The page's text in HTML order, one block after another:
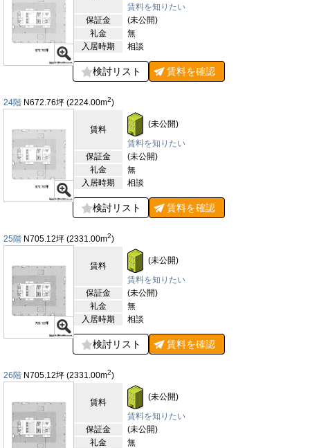
賃料を知りたい
保証金
(未公開)
礼金
無
入居時期
相談
検討リスト 賃料を確認
24階 N672.76坪 (2224.00m2)
賃料
(未公開)
賃料を知りたい
保証金
(未公開)
礼金
無
入居時期
相談
検討リスト 賃料を確認
25階 N705.12坪 (2331.00m2)
賃料
(未公開)
賃料を知りたい
保証金
(未公開)
礼金
無
入居時期
相談
検討リスト 賃料を確認
26階 N705.12坪 (2331.00m2)
賃料
(未公開)
賃料を知りたい
保証金
(未公開)
礼金
無